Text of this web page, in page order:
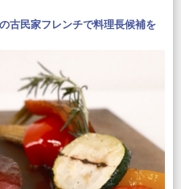
古民家フレンチで料理長候補を